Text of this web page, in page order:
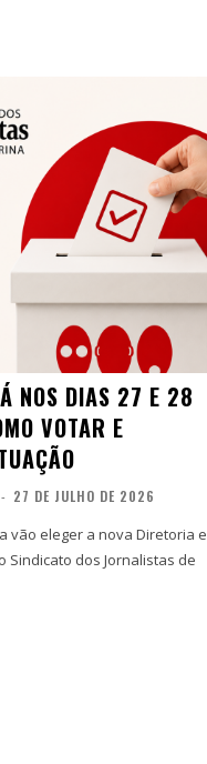
NOS DIAS 27 E 28
VOTAR E
- 27 DE JULHO DE 2026
vão eleger a nova Diretoria e
Sindicato dos Jornalistas de